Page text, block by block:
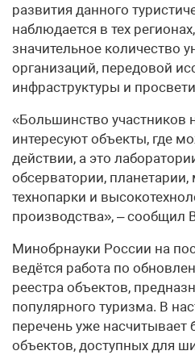
развития данного
наблюдается в тех
значительное количество
организаций, передовой
инфраструктуры и
«Большинство участников
интересуют объекты, где
действии, а это
обсерватории, планетарии,
технопарки и
производства», – сообщил
Минобрнауки России на
ведётся работа по
реестра объектов,
популярного туризма. В
перечень уже насчитывает
объектов, доступных для